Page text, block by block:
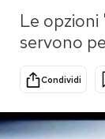
Idee
calcio 2026
Le
servono
Condividi